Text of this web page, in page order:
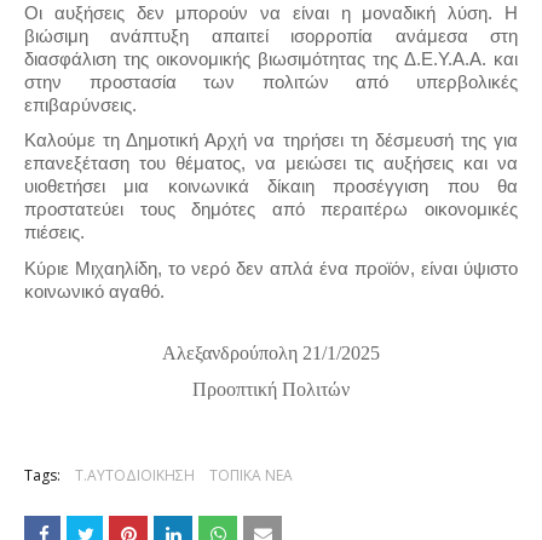
Οι αυξήσεις δεν μπορούν να είναι η μοναδική λύση. Η
βιώσιμη ανάπτυξη απαιτεί ισορροπία ανάμεσα στη
διασφάλιση της οικονομικής βιωσιμότητας της Δ.Ε.Υ.Α.Α. και
στην προστασία των πολιτών από υπερβολικές
επιβαρύνσεις.
Καλούμε τη Δημοτική Αρχή να τηρήσει τη δέσμευσή της για
επανεξέταση του θέματος, να μειώσει τις αυξήσεις και να
υιοθετήσει μια κοινωνικά δίκαιη προσέγγιση που θα
προστατεύει τους δημότες από περαιτέρω οικονομικές
πιέσεις.
Κύριε Μιχαηλίδη, το νερό δεν απλά ένα προϊόν, είναι ύψιστο
κοινωνικό αγαθό.
Αλεξανδρούπολη 21/1/2025
Προοπτική Πολιτών
Tags: Τ.ΑΥΤΟΔΙΟΙΚΗΣΗ ΤΟΠΙΚΑ ΝΕΑ